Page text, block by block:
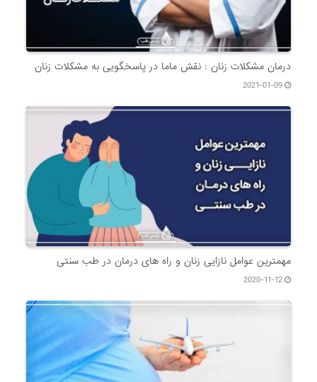
درمان مشکلات زنان : نقش ماما در پاسخگویی به مشکلات زنان
2021-01-09
مهمترین عوامل نازایی زنان و راه های درمان در طب سنتی
2020-11-12